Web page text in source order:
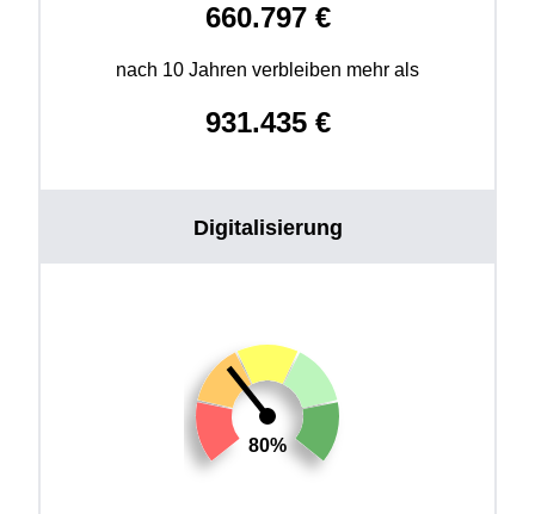
660.797€
nach 10 Jahren verbleiben mehr als
931.435€
Digitalisierung
80%